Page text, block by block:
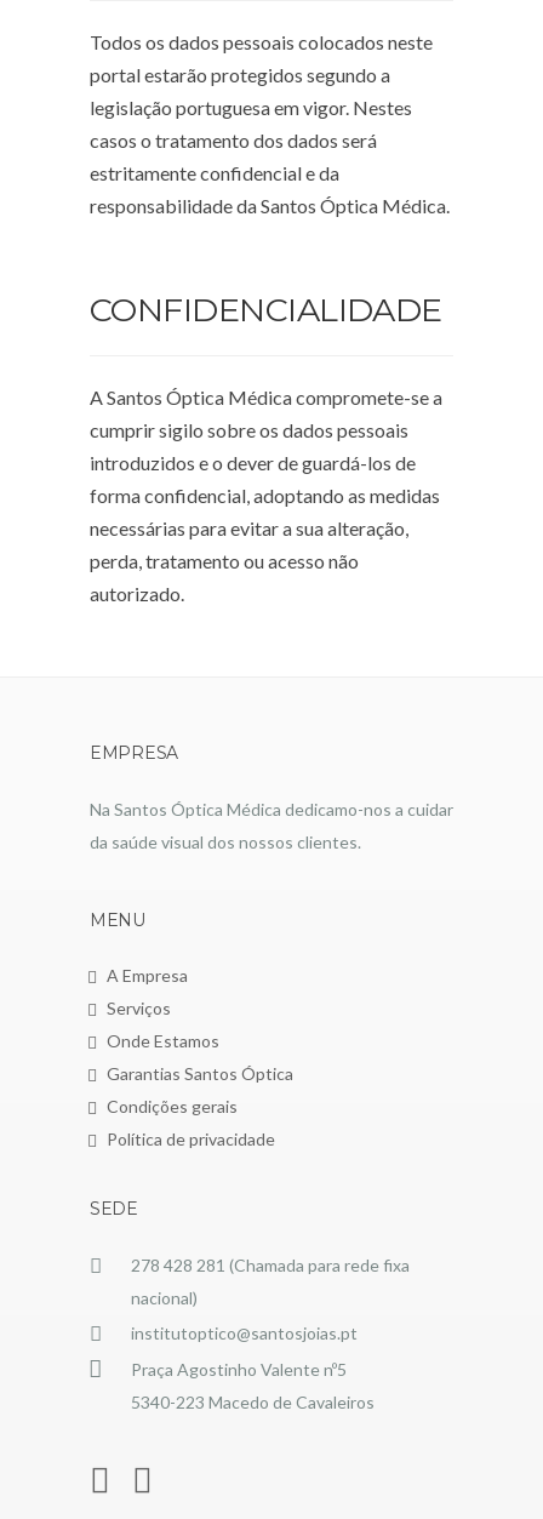
Todos os dados pessoais colocados neste
portal estarão protegidos segundo a
legislação portuguesa em vigor. Nestes
casos o tratamento dos dados será
estritamente confidencial e da
responsabilidade da Santos Óptica Médica.
CONFIDENCIALIDADE
A Santos Óptica Médica compromete-se a
cumprir sigilo sobre os dados pessoais
introduzidos e o dever de guardá-los de
forma confidencial, adoptando as medidas
necessárias para evitar a sua alteração,
perda, tratamento ou acesso não
autorizado.
EMPRESA
Na Santos Óptica Médica dedicamo-nos a cuidar
da saúde visual dos nossos clientes.
MENU
A Empresa
Serviços
Onde Estamos
Garantias Santos Óptica
Condições gerais
Política de privacidade
SEDE
278 428 281 (Chamada para rede fixa
nacional)
institutoptico@santosjoias.pt
Praça Agostinho Valente nº5
5340-223 Macedo de Cavaleiros